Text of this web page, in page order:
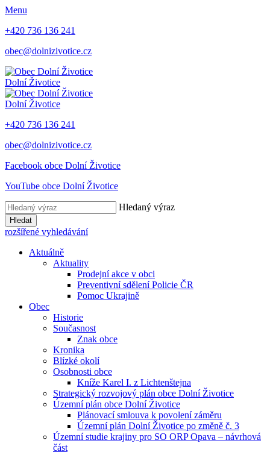
Menu
+420 736 136 241
obec@dolnizivotice.cz
Dolní Životice
Dolní Životice
+420 736 136 241
obec@dolnizivotice.cz
Facebook obce Dolní Životice
YouTube obce Dolní Životice
Hledaný výraz
Hledat
rozšířené vyhledávání
Aktuálně
Aktuality
Prodejní akce v obci
Preventivní sdělení Policie ČR
Pomoc Ukrajině
Obec
Historie
Současnost
Znak obce
Kronika
Blízké okolí
Osobnosti obce
Kníže Karel I. z Lichtenštejna
Strategický rozvojový plán obce Dolní Životice
Územní plán obce Dolní Životice
Plánovací smlouva k povolení záměru
Územní plán Dolní Životice po změně č. 3
Územní studie krajiny pro SO ORP Opava – návrhová
část